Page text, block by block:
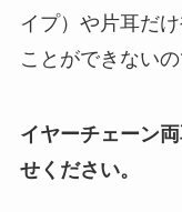
イプ）や片耳だ
ことができない
イヤーチェーン
せください。